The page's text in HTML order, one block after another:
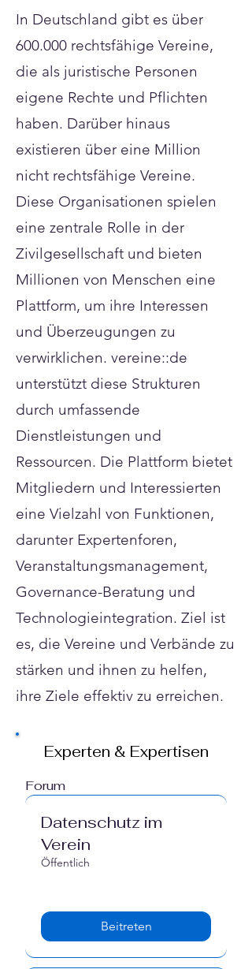
In Deutschland gibt es über
600.000 rechtsfähige Vereine,
die als juristische Personen
eigene Rechte und Pflichten
haben. Darüber hinaus
existieren über eine Million
nicht rechtsfähige Vereine.
Diese Organisationen spielen
eine zentrale Rolle in der
Zivilgesellschaft und bieten
Millionen von Menschen eine
Plattform, um ihre Interessen
und Überzeugungen zu
verwirklichen. vereine::de
unterstützt diese Strukturen
durch umfassende
Dienstleistungen und
Ressourcen. Die Plattform bietet
Mitgliedern und Interessierten
eine Vielzahl von Funktionen,
darunter Expertenforen,
Veranstaltungsmanagement,
Governance-Beratung und
Technologieintegration. Ziel ist
es, die Vereine und Verbände zu
stärken und ihnen zu helfen,
ihre Ziele effektiv zu erreichen.
Experten & Expertisen
Forum
Datenschutz im
Verein
Öffentlich
Beitreten